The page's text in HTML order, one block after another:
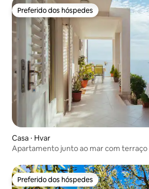
Preferido dos hóspedes
Preferido dos hóspedes
Casa ⋅ Hvar
Apartamento junto ao mar com terraço
Preferido dos hóspedes
Preferido dos hóspedes